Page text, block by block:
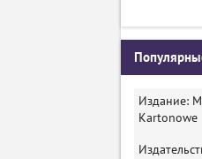
Издание:
Kartonowe